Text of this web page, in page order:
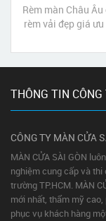
Rèm màn Châu
rèm vải đẹp giá
THÔNG TIN CÔNG
CÔNG TY MÀN CỬA
MÀN CỬA SÀI GÒN
nghiệm cung cấp và
trường TP.HCM. MÀN
mới nhất, thẩm mỹ
phục vụ khách hàng